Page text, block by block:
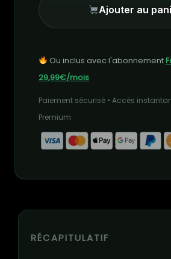
Ajouter au
Ou inclus avec l'abonnement
29,99€/mois
Paiement sécurisé • Accès
Premium
RÉCAPITULATIF